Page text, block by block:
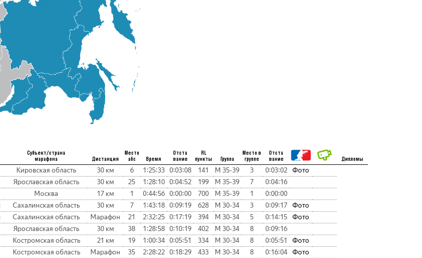
Субъект/страна
марафона
Дистанция
Место
абс
Время
Отста
вание
RL
пункты
Группа
Место в
группе
Отста
вание
Дипломы
Кировская область 30 км 6 1:25:33 0:03:08 141 М 35-39 3 0:03:02
Фото
Ярославская область 30 км 25 1:28:10 0:04:52 199 М 35-39 7
0:04:16
Москва 17 км 1 0:44:56 0:00:00 700 М 35-39 1
0:00:00
Сахалинская область 30 км 7 1:43:18 0:09:19 628 М 30-34 3 0:09:17
Фото
Сахалинская область Марафон 21 2:32:25 0:17:19 394 М 30-34 5 0:14:15
Фото
Ярославская область 30 км 38 1:28:58 0:10:19 402 М 30-34 8
0:09:16
Костромская область 21 км 19 1:00:34 0:05:51 334 М 30-34 8 0:05:51
Фото
Костромская область Марафон 35 2:28:22 0:18:29 433 М 30-34 8 0:16:04
Фото